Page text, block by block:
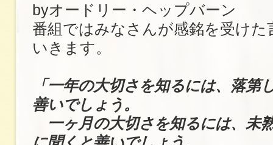
byオードリー・ヘップバーン
番組ではみなさんが感銘を受けた
いきます。
「一年の大切さを知るには、落第
善いでしょう。
一ヶ月の大切さを知るには、未